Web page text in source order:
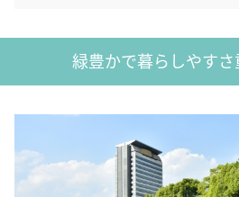
緑豊かで暮らしやす